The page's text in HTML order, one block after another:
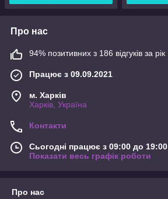
Про нас
94% позитивних з 186 відгуків за рік
Працює з 09.09.2021
м. Харків
Харків, Україна
Контакти
Сьогодні працює з 09:00 до 19:00
Показати весь графік роботи
Про нас